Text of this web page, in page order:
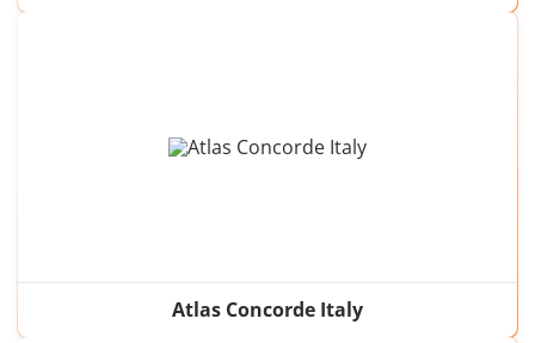
Atlas Concorde Italy